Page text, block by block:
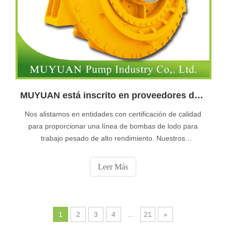
MUYUAN está inscrito en proveedores de bombas de lodo para servicio pesado con certificación de calidad
Nos alistamos en entidades con certificación de calidad
para proporcionar una línea de bombas de lodo para
trabajo pesado de alto rendimiento. Nuestros
de los componentes de alta calidad de nuestras unidades
de fabricación avanzadas. La bomba es ampliamente
Leer Más
1 2 3 4 21 »